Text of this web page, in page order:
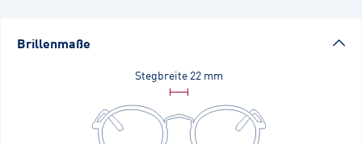
Brillenmaße
Stegbreite 22 mm